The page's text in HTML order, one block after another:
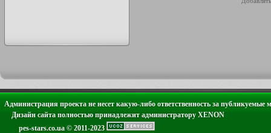
Администрация проекта не несет какую-либо ответственность за публикуемые
Дизайн сайта полностью принадлежит администратору XENON
pes-stars.co.ua © 2011-2023